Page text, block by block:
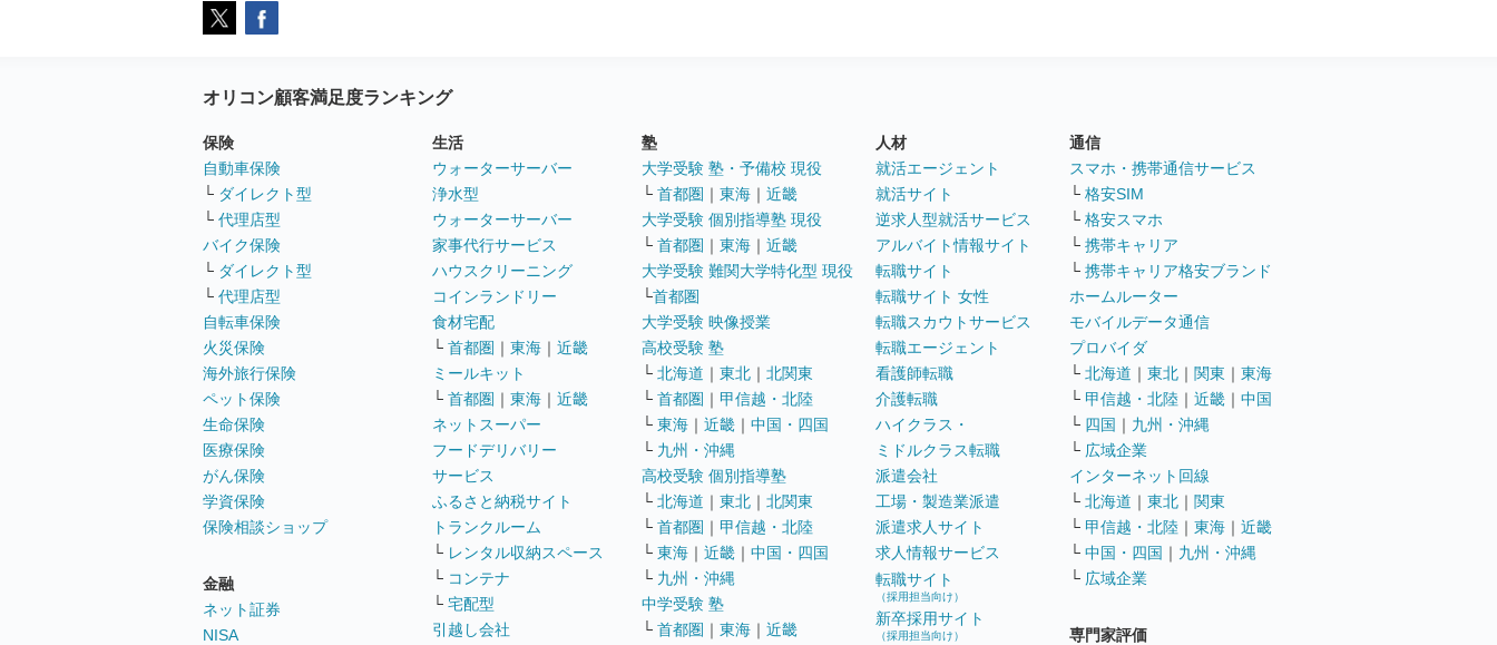
オリコン顧客満足度ランキング
保険
自動車保険
└ ダイレクト型
└ 代理店型
バイク保険
└ ダイレクト型
└ 代理店型
自転車保険
火災保険
海外旅行保険
ペット保険
生命保険
医療保険
がん保険
学資保険
保険相談ショップ
金融
ネット証券
NISA
生活
ウォーターサーバー
浄水型
ウォーターサーバー
家事代行サービス
ハウスクリーニング
コインランドリー
食材宅配
└ 首都圏 ｜ 東海 ｜ 近畿
ミールキット
└ 首都圏 ｜ 東海 ｜ 近畿
ネットスーパー
フードデリバリー
サービス
ふるさと納税サイト
トランクルーム
└ レンタル収納スペース
└ コンテナ
└ 宅配型
引越し会社
塾
大学受験 塾・予備校 現役
└ 首都圏 ｜ 東海 ｜ 近畿
大学受験 個別指導塾 現役
└ 首都圏 ｜ 東海 ｜ 近畿
大学受験 難関大学特化型 現役
└首都圏
大学受験 映像授業
高校受験 塾
└ 北海道 ｜ 東北 ｜ 北関東
└ 首都圏 ｜ 甲信越・北陸
└ 東海 ｜ 近畿 ｜ 中国・四国
└ 九州・沖縄
高校受験 個別指導塾
└ 北海道 ｜ 東北 ｜ 北関東
└ 首都圏 ｜ 甲信越・北陸
└ 東海 ｜ 近畿 ｜ 中国・四国
└ 九州・沖縄
中学受験 塾
└ 首都圏 ｜ 東海 ｜ 近畿
人材
就活エージェント
就活サイト
逆求人型就活サービス
アルバイト情報サイト
転職サイト
転職サイト 女性
転職スカウトサービス
転職エージェント
看護師転職
介護転職
ハイクラス・
ミドルクラス転職
派遣会社
工場・製造業派遣
派遣求人サイト
求人情報サービス
転職サイト
（採用担当向け）
新卒採用サイト
（採用担当向け）
通信
スマホ・携帯通信サービス
└ 格安SIM
└ 格安スマホ
└ 携帯キャリア
└ 携帯キャリア格安ブランド
ホームルーター
モバイルデータ通信
プロバイダ
└ 北海道 ｜ 東北 ｜ 関東 ｜ 東海
└ 甲信越・北陸 ｜ 近畿 ｜ 中国
└ 四国 ｜ 九州・沖縄
└ 広域企業
インターネット回線
└ 北海道 ｜ 東北 ｜ 関東
└ 甲信越・北陸 ｜ 東海 ｜ 近畿
└ 中国・四国 ｜ 九州・沖縄
└ 広域企業
専門家評価